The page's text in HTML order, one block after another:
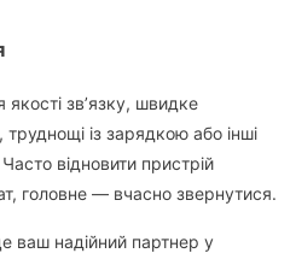
зв’язку, швидке
із зарядкою або інші
відновити пристрій
головне — вчасно звернутися.
ваш надійний партнер у